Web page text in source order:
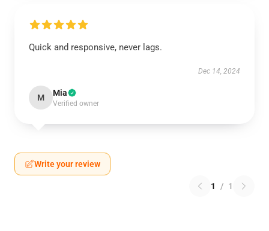
Quick and responsive, never lags.
Dec 14, 2024
M Mia
Verified owner
Write your review
1 / 1